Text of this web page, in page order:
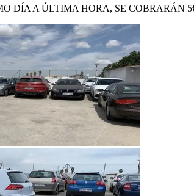
DÍA A ÚLTIMA HORA, SE COBRARÁN